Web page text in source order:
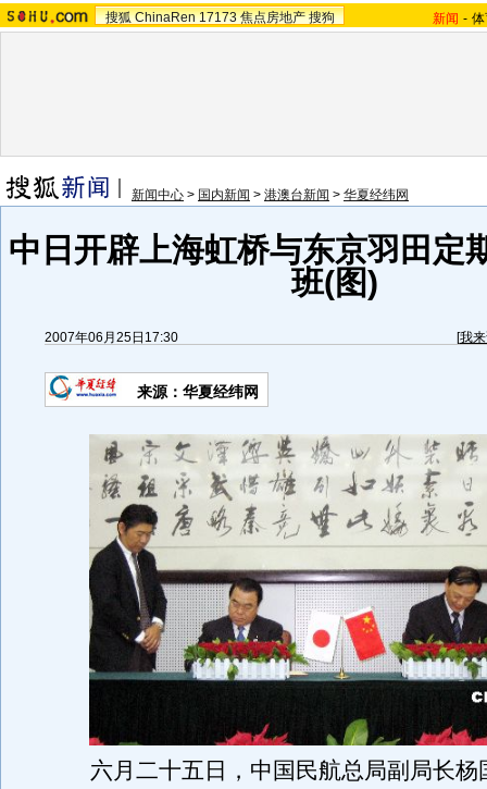
搜狐 ChinaRen 17173 焦点房地产 搜狗 新闻 -
新闻中心 > 国内新闻 > 港澳台新闻 > 华夏经纬网
中日开辟上海虹桥与东京羽田定
班(图)
2007年06月25日17:30 [我
来源：华夏经纬网
六月二十五日，中国民航总局副局长杨